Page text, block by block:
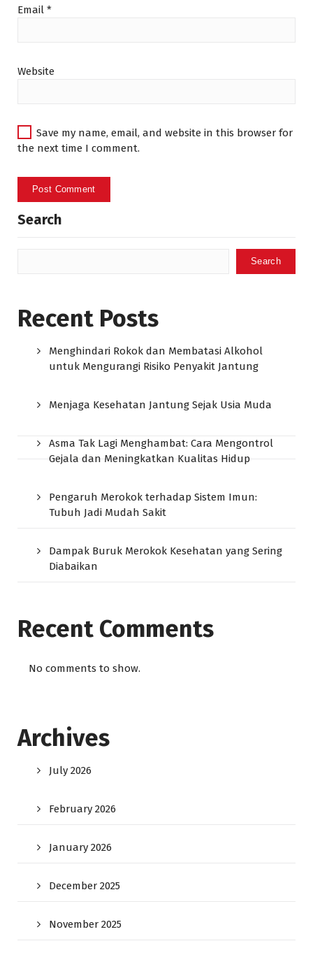
Email *
Website
Save my name, email, and website in this browser for
the next time I comment.
Search
Search
Recent Posts
Menghindari Rokok dan Membatasi Alkohol
untuk Mengurangi Risiko Penyakit Jantung
Menjaga Kesehatan Jantung Sejak Usia Muda
Asma Tak Lagi Menghambat: Cara Mengontrol
Gejala dan Meningkatkan Kualitas Hidup
Pengaruh Merokok terhadap Sistem Imun:
Tubuh Jadi Mudah Sakit
Dampak Buruk Merokok Kesehatan yang Sering
Diabaikan
Recent Comments
No comments to show.
Archives
July 2026
February 2026
January 2026
December 2025
November 2025